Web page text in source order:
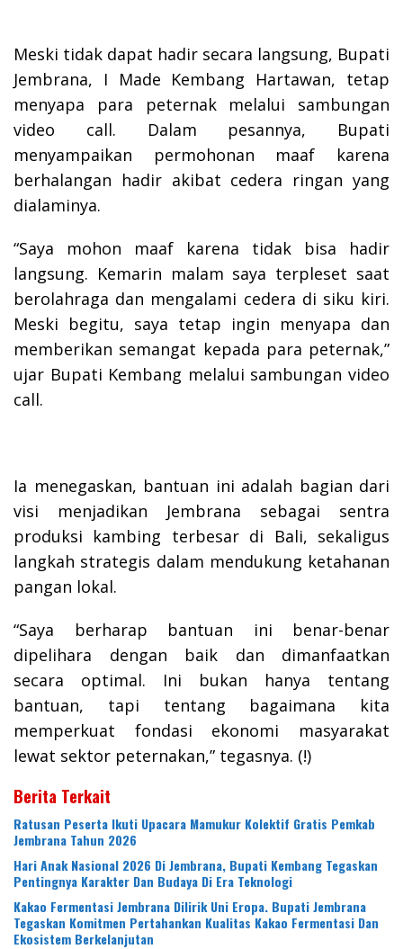
Meski tidak dapat hadir secara langsung, Bupati
Jembrana, I Made Kembang Hartawan, tetap
menyapa para peternak melalui sambungan
video call. Dalam pesannya, Bupati
menyampaikan permohonan maaf karena
berhalangan hadir akibat cedera ringan yang
dialaminya.
“Saya mohon maaf karena tidak bisa hadir
langsung. Kemarin malam saya terpleset saat
berolahraga dan mengalami cedera di siku kiri.
Meski begitu, saya tetap ingin menyapa dan
memberikan semangat kepada para peternak,”
ujar Bupati Kembang melalui sambungan video
call.
Ia menegaskan, bantuan ini adalah bagian dari
visi menjadikan Jembrana sebagai sentra
produksi kambing terbesar di Bali, sekaligus
langkah strategis dalam mendukung ketahanan
pangan lokal.
“Saya berharap bantuan ini benar-benar
dipelihara dengan baik dan dimanfaatkan
secara optimal. Ini bukan hanya tentang
bantuan, tapi tentang bagaimana kita
memperkuat fondasi ekonomi masyarakat
lewat sektor peternakan,” tegasnya. (!)
Berita Terkait
Ratusan Peserta Ikuti Upacara Mamukur Kolektif Gratis Pemkab
Jembrana Tahun 2026
Hari Anak Nasional 2026 Di Jembrana, Bupati Kembang Tegaskan
Pentingnya Karakter Dan Budaya Di Era Teknologi
Kakao Fermentasi Jembrana Dilirik Uni Eropa. Bupati Jembrana
Tegaskan Komitmen Pertahankan Kualitas Kakao Fermentasi Dan
Ekosistem Berkelanjutan